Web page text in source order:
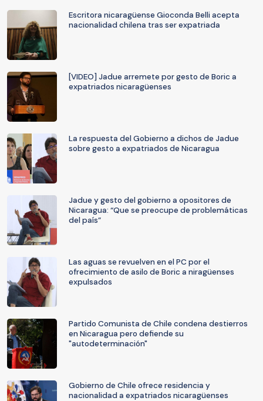
Escritora nicaragüense Gioconda Belli acepta
nacionalidad chilena tras ser expatriada
[VIDEO] Jadue arremete por gesto de Boric a
expatriados nicaragüenses
La respuesta del Gobierno a dichos de Jadue
sobre gesto a expatriados de Nicaragua
Jadue y gesto del gobierno a opositores de
Nicaragua: “Que se preocupe de problemáticas
del país”
Las aguas se revuelven en el PC por el
ofrecimiento de asilo de Boric a niragüenses
expulsados
Partido Comunista de Chile condena destierros
en Nicaragua pero defiende su
"autodeterminación"
Gobierno de Chile ofrece residencia y
nacionalidad a expatriados nicaragüenses